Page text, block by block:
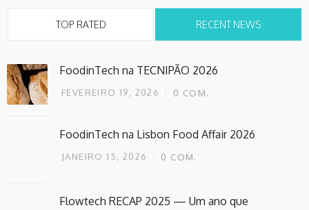
TOP RATED RECENT NEWS
FoodinTech na TECNIPÃO 2026
FEVEREIRO 19, 2026 0 COM.
FoodinTech na Lisbon Food Affair 2026
JANEIRO 15, 2026 0 COM.
Flowtech RECAP 2025 — Um ano que